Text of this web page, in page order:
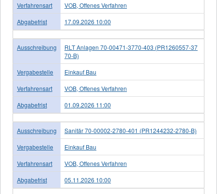
Verfahrensart
VOB, Offenes Verfahren
Abgabefrist
17.09.2026 10:00
Ausschreibung
RLT Anlagen 70-00471-3770-403 (PR1260557-37
70-B)
Vergabestelle
Einkauf Bau
Verfahrensart
VOB, Offenes Verfahren
Abgabefrist
01.09.2026 11:00
Ausschreibung
Sanitär 70-00002-2780-401 (PR1244232-2780-B)
Vergabestelle
Einkauf Bau
Verfahrensart
VOB, Offenes Verfahren
Abgabefrist
05.11.2026 10:00